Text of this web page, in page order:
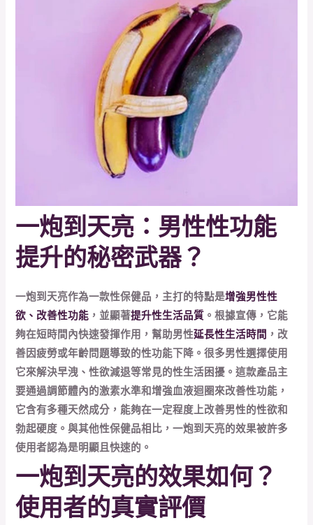
一炮到天亮：男性性功能
提升的秘密武器？
一炮到天亮作為一款性保健品，主打的特點是增強男性性
欲、改善性功能 ，並顯著提升性生活品質 。根據宣傳，它能
夠在短時間內快速發揮作用，幫助男性延長性生活時間 ，改
善因疲勞或年齡問題導致的性功能下降。很多男性選擇使用
它來解決早洩、性欲減退等常見的性生活困擾。這款產品主
要通過調節體內的激素水準和增強血液迴圈來改善性功能，
它含有多種天然成分，能夠在一定程度上改善男性的性欲和
勃起硬度。與其他性保健品相比，一炮到天亮的效果被許多
使用者認為是明顯且快速的。
一炮到天亮的效果如何？
使用者的真實評價